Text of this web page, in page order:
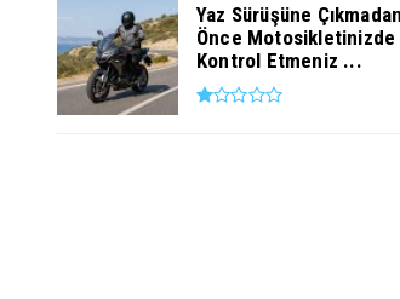
Yaz Sürüşüne Çıkmadan
Önce Motosikletinizde
Kontrol Etmeniz ...